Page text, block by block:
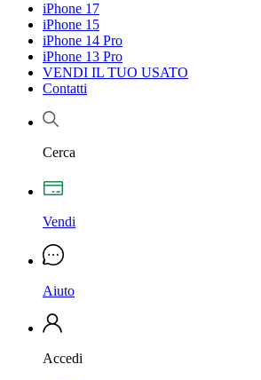
iPhone 17
iPhone 15
iPhone 14 Pro
iPhone 13 Pro
VENDI IL TUO USATO
Contatti
Cerca
Vendi
Aiuto
Accedi